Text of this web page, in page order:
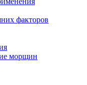
факторов
морщин